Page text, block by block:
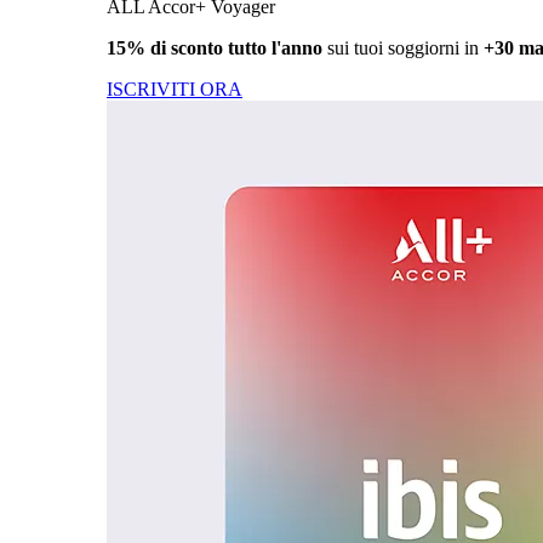
ALL Accor+ Voyager
15% di sconto tutto l'anno sui tuoi soggiorni in +30
ISCRIVITI ORA